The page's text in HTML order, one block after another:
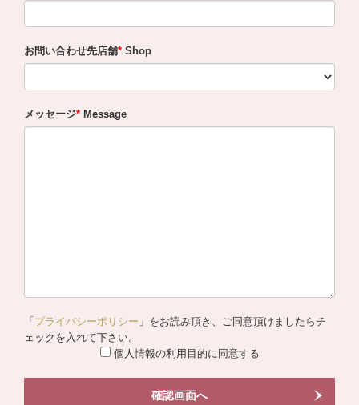
お問い合わせ先店舗 Shop
メッセージ Message
「 プライバシーポリシー 」をお読み頂き、ご同意頂けましたらチ
ェックを入れて下さい。
個人情報の利用目的に同意する
確認画面へ